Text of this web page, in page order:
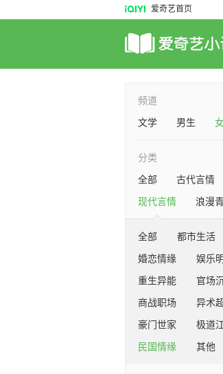
爱奇艺首页
频道
文学
男生
分类
全部
古代言情
现代言情
浪漫
全部
都市生活
婚恋情缘
娱乐
重生异能
官场
商战职场
异术
豪门世家
极道
民国情缘
其他